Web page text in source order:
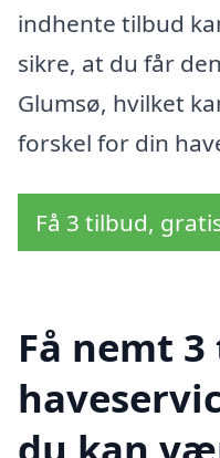
indhente tilbud
sikre, at du får
Glumsø, hvilket
forskel for din
Få 3 tilbud,
Få nemt